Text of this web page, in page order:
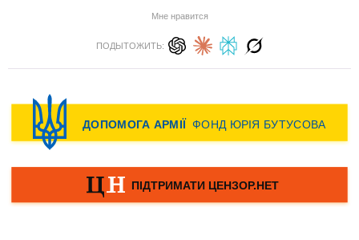
Мне нравится
ПОДЫТОЖИТЬ: